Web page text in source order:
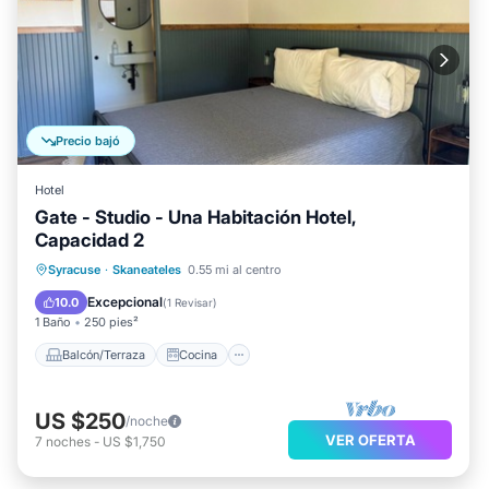
Precio bajó
Hotel
Gate - Studio - Una Habitación Hotel,
Capacidad 2
Syracuse · Skaneateles 0.55 mi al centro
10.0 Excepcional(1 Revisar)
1 Baño 250 pies²
Balcón/Terraza Cocina
Balcón/Terraza
Cocina
Aire acondicionado
US $250/noche
7 noches - US $1,750 VER OFERTA